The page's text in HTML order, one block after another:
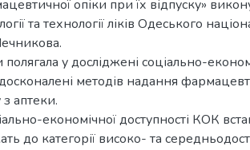
опіки при їх відпуску»
та технології ліків Одеського
у досліджені соціально-
методів надання
з аптеки.
економічної доступності КОК
до категорії високо- та